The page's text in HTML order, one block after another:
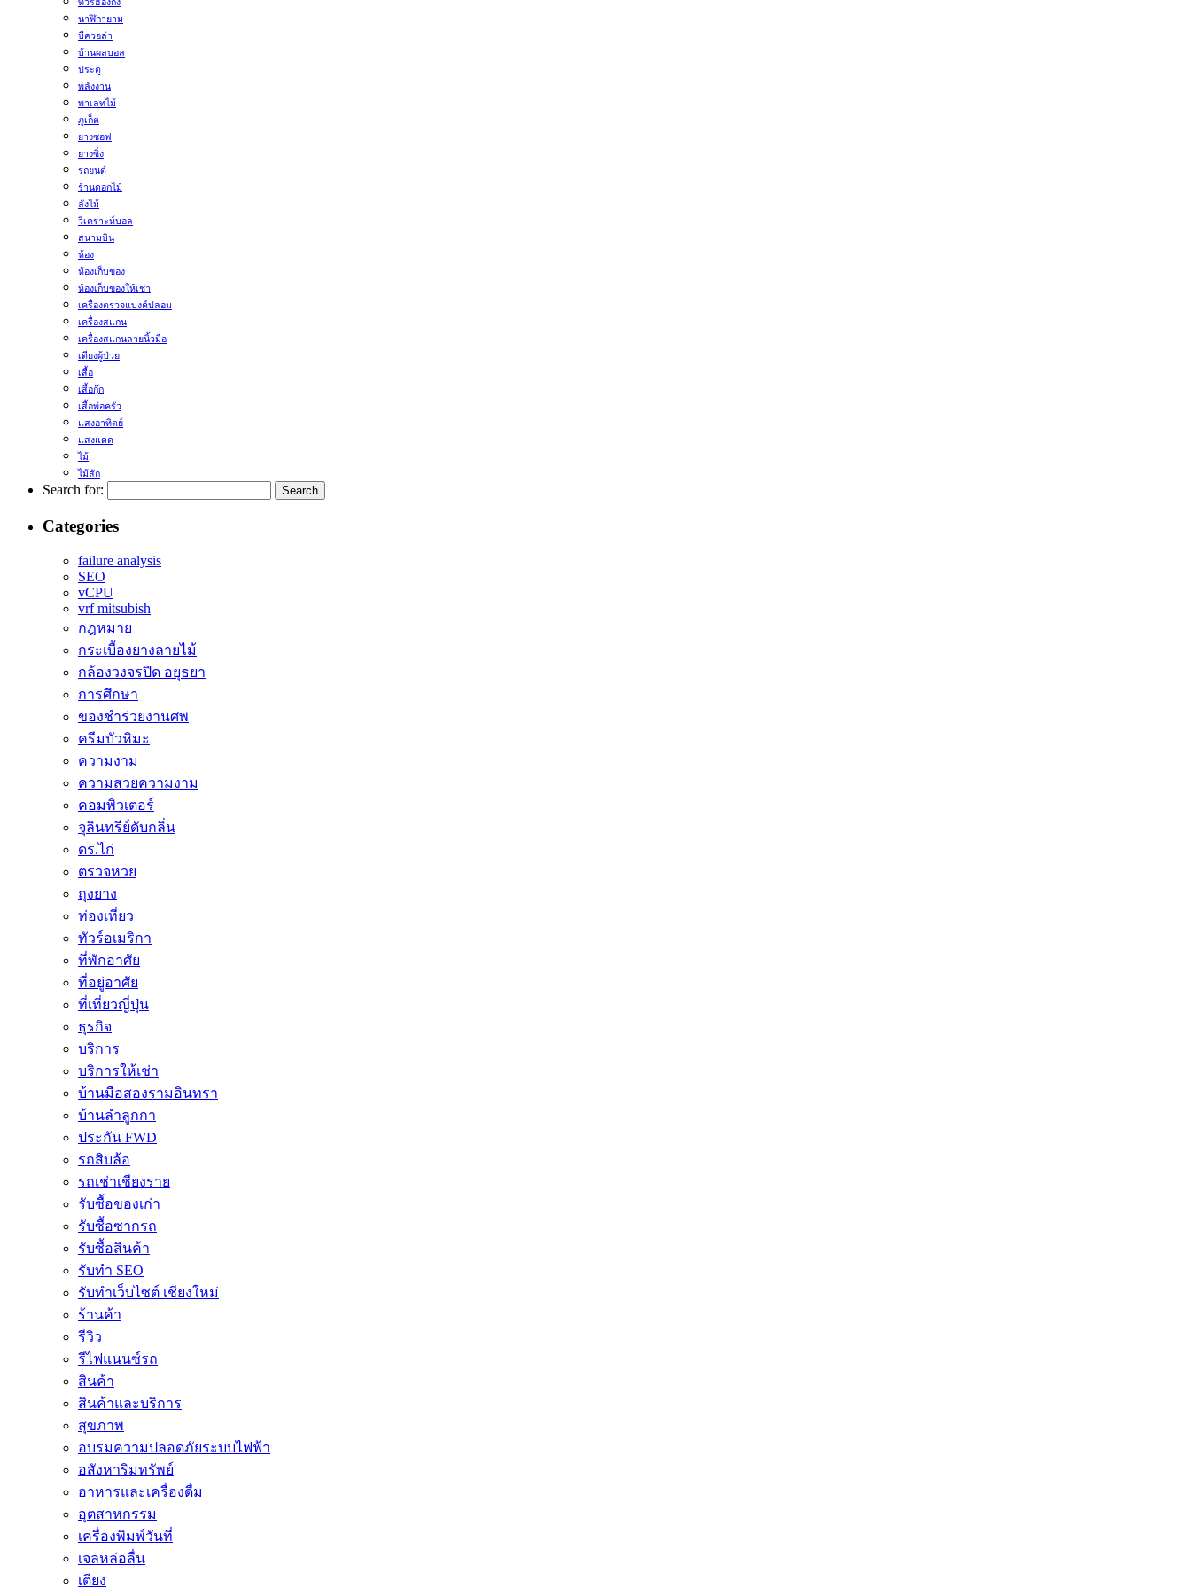
ทัวร์ฮ่องกง
นาฬิกายาม
บีควอล่า
บ้านผลบอล
ประตู
พลังงาน
พาเลทไม้
ภูเก็ต
ยางซอฟ
ยางซิ่ง
รถยนต์
ร้านดอกไม้
ลังไม้
วิเคราะห์บอล
สนามบิน
ห้อง
ห้องเก็บของ
ห้องเก็บของให้เช่า
เครื่องตรวจแบงค์ปลอม
เครื่องสแกน
เครื่องสแกนลายนิ้วมือ
เตียงผู้ป่วย
เสื้อ
เสื้อกุ๊ก
เสื้อพ่อครัว
แสงอาทิตย์
แสงแดด
ไม้
ไม้สัก
Search for:
Categories
failure analysis
SEO
vCPU
vrf mitsubish
กฎหมาย
กระเบื้องยางลายไม้
กล้องวงจรปิด อยุธยา
การศึกษา
ของชำร่วยงานศพ
ครีมบัวหิมะ
ความงาม
ความสวยความงาม
คอมพิวเตอร์
จุลินทรีย์ดับกลิ่น
ดร.ไก่
ตรวจหวย
ถุงยาง
ท่องเที่ยว
ทัวร์อเมริกา
ที่พักอาศัย
ที่อยู่อาศัย
ที่เที่ยวญี่ปุ่น
ธุรกิจ
บริการ
บริการให้เช่า
บ้านมือสองรามอินทรา
บ้านลำลูกกา
ประกัน FWD
รถสิบล้อ
รถเช่าเชียงราย
รับซื้อของเก่า
รับซื้อซากรถ
รับซื้อสินค้า
รับทำ SEO
รับทำเว็บไซต์ เชียงใหม่
ร้านค้า
รีวิว
รีไฟแนนซ์รถ
สินค้า
สินค้าและบริการ
สุขภาพ
อบรมความปลอดภัยระบบไฟฟ้า
อสังหาริมทรัพย์
อาหารและเครื่องดื่ม
อุตสาหกรรม
เครื่องพิมพ์วันที่
เจลหล่อลื่น
เตียง